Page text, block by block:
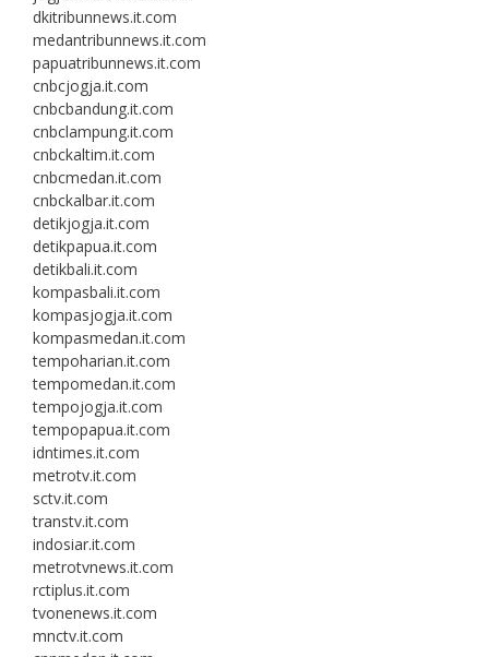
dkitribunnews.it.com
medantribunnews.it.com
papuatribunnews.it.com
cnbcjogja.it.com
cnbcbandung.it.com
cnbclampung.it.com
cnbckaltim.it.com
cnbcmedan.it.com
cnbckalbar.it.com
detikjogja.it.com
detikpapua.it.com
detikbali.it.com
kompasbali.it.com
kompasjogja.it.com
kompasmedan.it.com
tempoharian.it.com
tempomedan.it.com
tempojogja.it.com
tempopapua.it.com
idntimes.it.com
metrotv.it.com
sctv.it.com
transtv.it.com
indosiar.it.com
metrotvnews.it.com
rctiplus.it.com
tvonenews.it.com
mnctv.it.com